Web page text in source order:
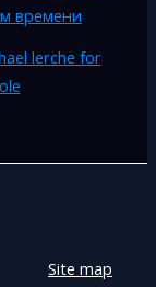
времени
lerche for
Site map